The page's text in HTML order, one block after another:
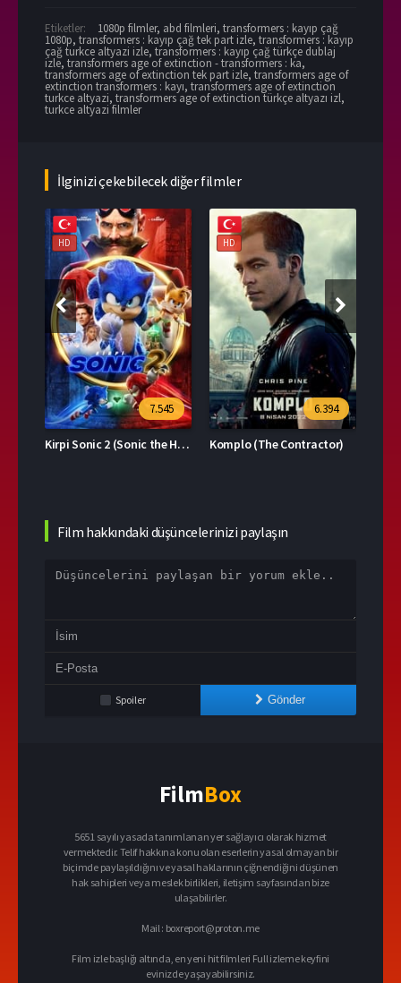
Etiketler: 1080p filmler, abd filmleri, transformers : kayıp çağ
1080p, transformers : kayıp çağ tek part izle, transformers : kayıp
çağ turkce altyazi izle, transformers : kayıp çağ türkçe dublaj
izle, transformers age of extinction - transformers : ka,
transformers age of extinction tek part izle, transformers age of
extinction transformers : kayı, transformers age of extinction
turkce altyazi, transformers age of extinction türkçe altyazı izl,
turkce altyazi filmler
İlginizi çekebilecek diğer filmler
HD
7.545
Kirpi Sonic 2 (Sonic the Hedgehog 2)
HD
6.394
Komplo (The Contractor)
Film hakkındaki düşüncelerinizi paylaşın
Spoiler Gönder
FilmBox
5651 sayılı yasada tanımlanan yer sağlayıcı olarak hizmet
vermektedir. Telif hakkına konu olan eserlerin yasal olmayan bir
biçimde paylaşıldığını ve yasal haklarının çiğnendiğini düşünen
hak sahipleri veya meslek birlikleri, iletişim sayfasından bize
ulaşabilirler.
Mail : boxreport@proton.me
Film izle başlığı altında, en yeni hit filmleri Full izleme keyfini
evinizde yaşayabilirsiniz.